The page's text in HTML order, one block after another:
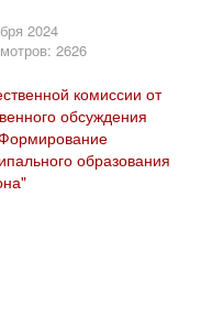
2024
2626
комиссии от
обсуждения
образования